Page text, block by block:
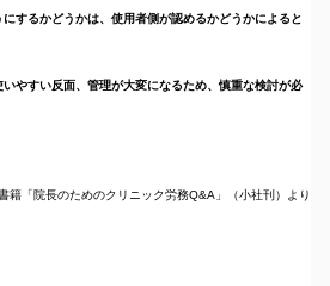
するかどうかは、使用者側が認めるかどうかによると
やすい反面、管理が大変になるため、慎重な検討が必
籍「院長のためのクリニック労務Q&A」（小社刊）より